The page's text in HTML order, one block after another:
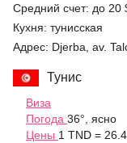
Средний счет: до 20
Кухня: тунисская
Адрес: Djerba, av.
Тунис
Виза
Погода 36°, ясно
Цены 1 TND =